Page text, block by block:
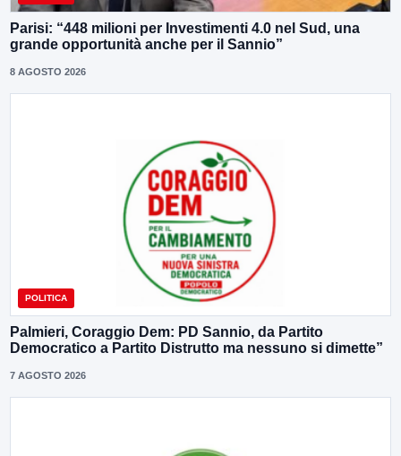
Parisi: “448 milioni per Investimenti 4.0 nel Sud, una
grande opportunità anche per il Sannio”
8 AGOSTO 2026
POLITICA
Palmieri, Coraggio Dem: PD Sannio, da Partito
Democratico a Partito Distrutto ma nessuno si dimette”
7 AGOSTO 2026